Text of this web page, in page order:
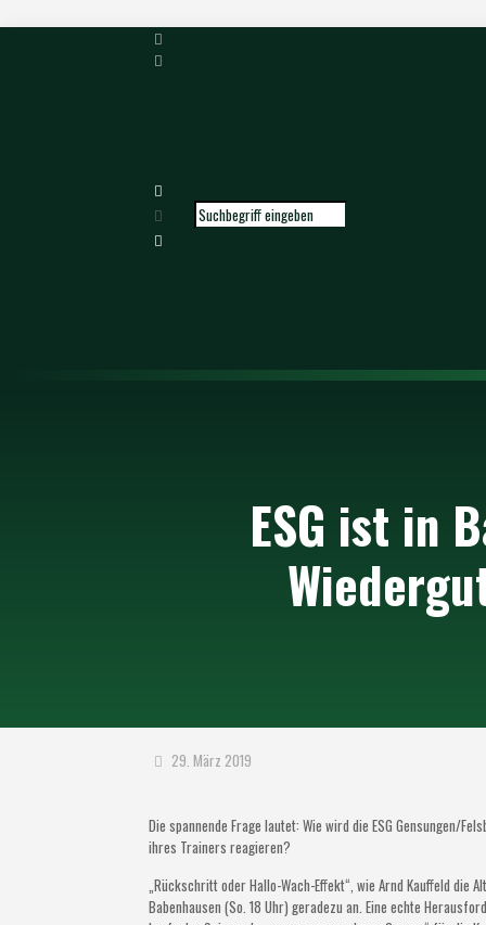
ESG ist in
29. März 2019
Die spannende Frage lautet: Wie wird die ESG Gensungen/
ihres Trainers reagieren?
„Rückschritt oder Hallo-Wach-Effekt“, wie Arnd Kauffeld die
Babenhausen (So. 18 Uhr) geradezu an. Eine echte